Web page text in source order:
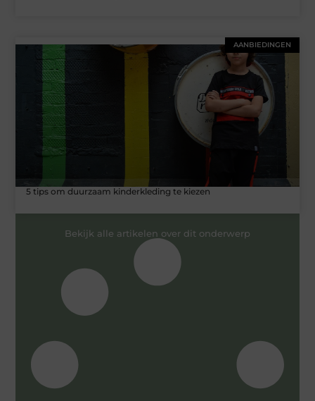
AANBIEDINGEN
5 tips om duurzaam kinderkleding te kiezen
Bekijk alle artikelen over dit onderwerp